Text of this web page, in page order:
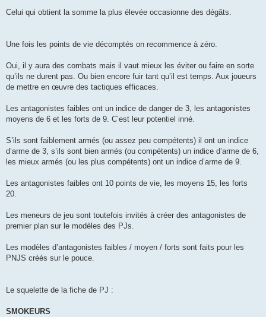
Celui qui obtient la somme la plus élevée occasionne des dégâts.
Une fois les points de vie décomptés on recommence à zéro.
Oui, il y aura des combats mais il vaut mieux les éviter ou faire en sorte
qu’ils ne durent pas. Ou bien encore fuir tant qu’il est temps. Aux joueurs
de mettre en œuvre des tactiques efficaces.
Les antagonistes faibles ont un indice de danger de 3, les antagonistes
moyens de 6 et les forts de 9. C’est leur potentiel inné.
S’ils sont faiblement armés (ou assez peu compétents) il ont un indice
d’arme de 3, s’ils sont bien armés (ou compétents) un indice d’arme de 6,
les mieux armés (ou les plus compétents) ont un indice d’arme de 9.
Les antagonistes faibles ont 10 points de vie, les moyens 15, les forts
20.
Les meneurs de jeu sont toutefois invités à créer des antagonistes de
premier plan sur le modèles des PJs.
Les modèles d’antagonistes faibles / moyen / forts sont faits pour les
PNJS créés sur le pouce.
Le squelette de la fiche de PJ :
SMOKEURS